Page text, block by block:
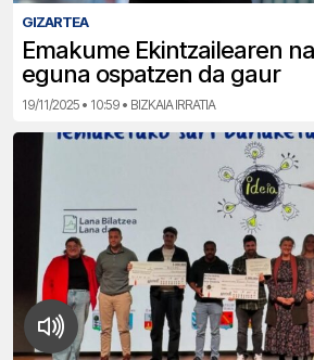
GIZARTEA
Emakume Ekintzailearen
eguna ospatzen da gaur
19/11/2025 • 10:59 • BIZKAIA IRRATIA